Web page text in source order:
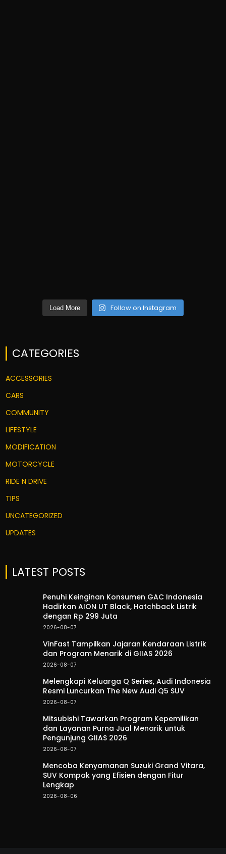
Load More Follow on Instagram
CATEGORIES
ACCESSORIES
CARS
COMMUNITY
LIFESTYLE
MODIFICATION
MOTORCYCLE
RIDE N DRIVE
TIPS
UNCATEGORIZED
UPDATES
LATEST POSTS
Penuhi Keinginan Konsumen GAC Indonesia
Hadirkan AION UT Black, Hatchback Listrik
dengan Rp 299 Juta
2026-08-07
VinFast Tampilkan Jajaran Kendaraan Listrik
dan Program Menarik di GIIAS 2026
2026-08-07
Melengkapi Keluarga Q Series, Audi Indonesia
Resmi Luncurkan The New Audi Q5 SUV
2026-08-07
Mitsubishi Tawarkan Program Kepemilikan
dan Layanan Purna Jual Menarik untuk
Pengunjung GIIAS 2026
2026-08-07
Mencoba Kenyamanan Suzuki Grand Vitara,
SUV Kompak yang Efisien dengan Fitur
Lengkap
2026-08-06